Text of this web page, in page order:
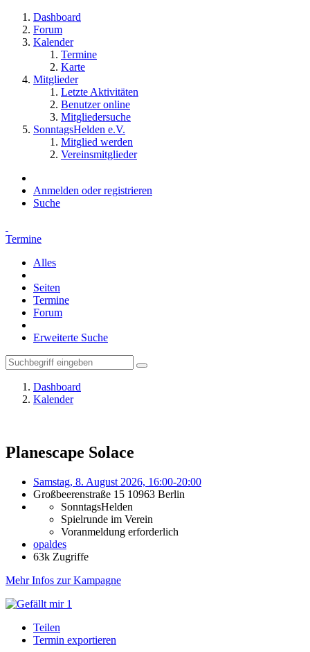
Dashboard
Forum
Kalender
Termine
Karte
Mitglieder
Letzte Aktivitäten
Benutzer online
Mitgliedersuche
SonntagsHelden e.V.
Mitglied werden
Vereinsmitglieder
Anmelden oder registrieren
Suche
Termine
Alles
Seiten
Termine
Forum
Erweiterte Suche
Dashboard
Kalender
Planescape Solace
Samstag, 8. August 2026, 16:00-20:00
Großbeerenstraße 15 10963 Berlin
SonntagsHelden
Spielrunde im Verein
Voranmeldung erforderlich
opaldes
63k Zugriffe
Mehr Infos zur Kampagne
1
Teilen
Termin exportieren